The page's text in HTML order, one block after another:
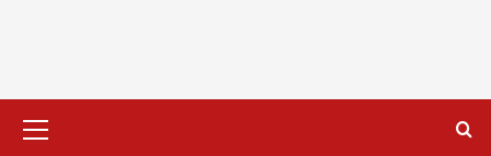
principal